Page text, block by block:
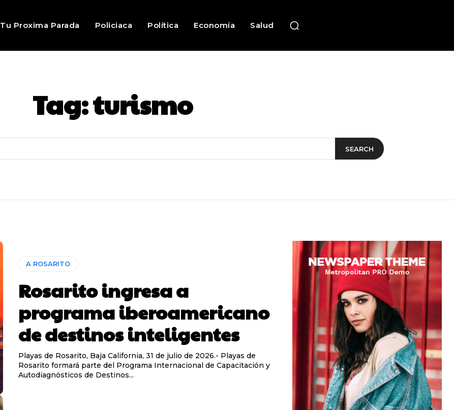
Tu Proxima Parada Policiaca Política Economía Salud
Tag:turismo
SEARCH
A ROSARITO
Rosarito ingresa a
programa iberoamericano
de destinos inteligentes
Playas de Rosarito, Baja California, 31 de julio de 2026.- Playas de
Rosarito formará parte del Programa Internacional de Capacitación y
Autodiagnósticos de Destinos...